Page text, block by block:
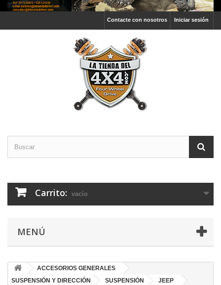
Iniciar sesión
Contacte con nosotros
Carrito: vacío
MENÚ
ACCESORIOS GENERALES
SUSPENSIÓN Y DIRECCIÓN
SUSPENSIÓN
JEEP